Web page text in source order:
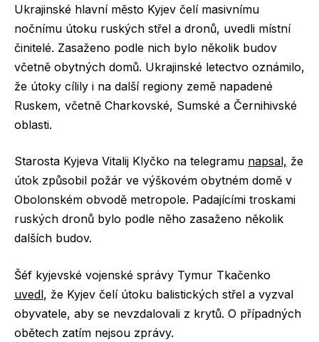
Ukrajinské hlavní město Kyjev čelí masivnímu
nočnímu útoku ruských střel a dronů, uvedli místní
činitelé. Zasaženo podle nich bylo několik budov
včetně obytných domů. Ukrajinské letectvo oznámilo,
že útoky cílily i na další regiony země napadené
Ruskem, včetně Charkovské, Sumské a Černihivské
oblasti.
Starosta Kyjeva Vitalij Klyčko na telegramu napsal, že
útok způsobil požár ve výškovém obytném domě v
Obolonském obvodě metropole. Padajícími troskami
ruských dronů bylo podle něho zasaženo několik
dalších budov.
Šéf kyjevské vojenské správy Tymur Tkačenko
uvedl, že Kyjev čelí útoku balistických střel a vyzval
obyvatele, aby se nevzdalovali z krytů. O případných
obětech zatím nejsou zprávy.